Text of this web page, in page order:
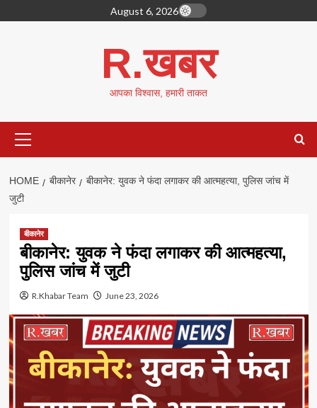
to
August 6, 2026
R.खबर
आपका विश्वास, हमारी ताकत
Menu
HOME बीकानेर
बीकानेर: युवक ने फंदा लगाकर की आत्महत्या, पुलिस जांच में
जुटी
बीकानेर
बीकानेर: युवक ने फंदा लगाकर की आत्महत्या,
पुलिस जांच में जुटी
R.Khabar Team June 23, 2026